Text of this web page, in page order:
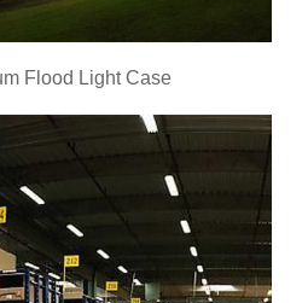
Flood Light Case